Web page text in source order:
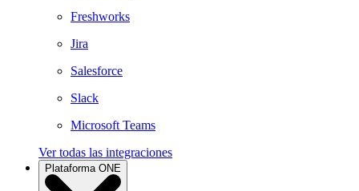
Freshworks
Jira
Salesforce
Slack
Microsoft Teams
Ver todas las integraciones
Plataforma ONE